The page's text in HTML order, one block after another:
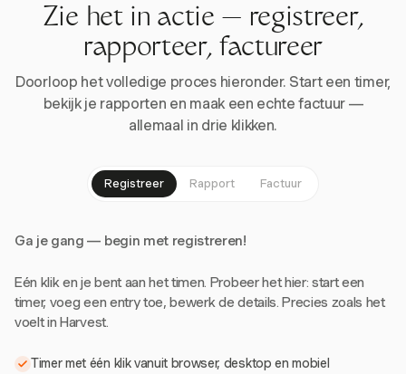
Zie het in actie — registreer,
rapporteer, factureer
Doorloop het volledige proces hieronder. Start een timer,
bekijk je rapporten en maak een echte factuur —
allemaal in drie klikken.
Registreer Rapport Factuur
Ga je gang — begin met registreren!
Eén klik en je bent aan het timen. Probeer het hier: start een
timer, voeg een entry toe, bewerk de details. Precies zoals het
voelt in Harvest.
Timer met één klik vanuit browser, desktop en mobiel